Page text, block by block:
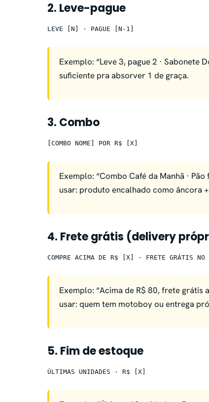
2. Leve-pague
LEVE [N] · PAGUE [N-1]
Exemplo: “Leve 3, pague 2 · Sabonete
suficiente pra absorver 1 de graça.
3. Combo
[COMBO NOME] POR R$ [X]
Exemplo: “Combo Café da Manhã ·
usar: produto encalhado como âncora
4. Frete grátis (delivery
COMPRE ACIMA DE R$ [X] · FRETE GRÁTIS NO
Exemplo: “Acima de R$ 80, frete grátis
usar: quem tem motoboy ou entrega
5. Fim de estoque
ÚLTIMAS UNIDADES · R$ [X]